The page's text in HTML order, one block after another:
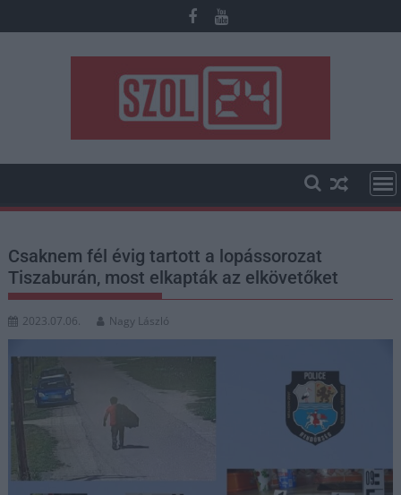
to
Csaknem fél évig tartott a lopássorozat
Tiszaburán, most elkapták az elkövetőket
2023.07.06. Nagy László